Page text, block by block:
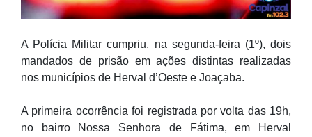
A Polícia Militar cumpriu, na segunda-feira (1º), dois
mandados de prisão em ações distintas realizadas
nos municípios de Herval d’Oeste e Joaçaba.
A primeira ocorrência foi registrada por volta das 19h,
no bairro Nossa Senhora de Fátima, em Herval